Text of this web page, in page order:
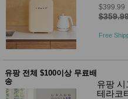
생활/욕
WALL
DECO
Pet
Supplies
문
화 사
$399.99
Free
유팡 전체 $100이상 무료배
송
유팡 시
테라코